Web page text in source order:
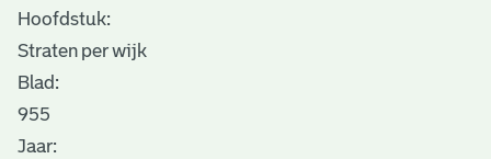
Hoofdstuk:
Straten per wijk
Blad:
955
Jaar: